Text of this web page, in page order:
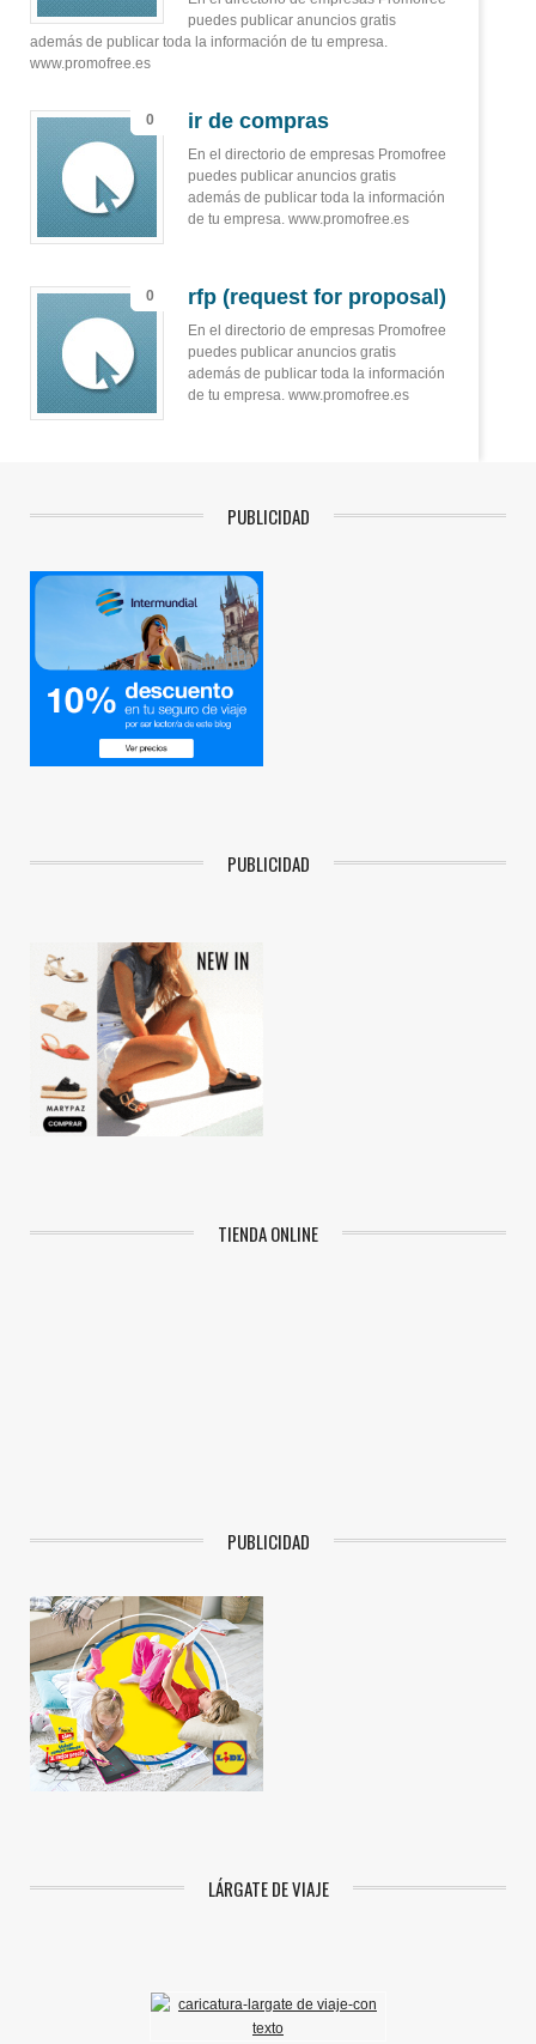
puedes publicar anuncios gratis
además de publicar toda la información de tu empresa.
www.promofree.es
0 ir de compras
En el directorio de empresas Promofree
puedes publicar anuncios gratis
además de publicar toda la información
de tu empresa. www.promofree.es
0 rfp (request for proposal)
En el directorio de empresas Promofree
puedes publicar anuncios gratis
además de publicar toda la información
de tu empresa. www.promofree.es
PUBLICIDAD
PUBLICIDAD
TIENDA ONLINE
PUBLICIDAD
LÁRGATE DE VIAJE